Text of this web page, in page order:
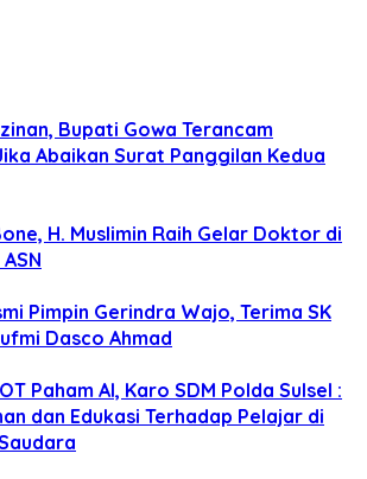
Bupati Gowa Terancam
Abaikan Surat Panggilan Kedua
H. Muslimin Raih Gelar Doktor di
Pimpin Gerindra Wajo, Terima SK
Dasco Ahmad
Paham AI, Karo SDM Polda Sulsel :
dan Edukasi Terhadap Pelajar di